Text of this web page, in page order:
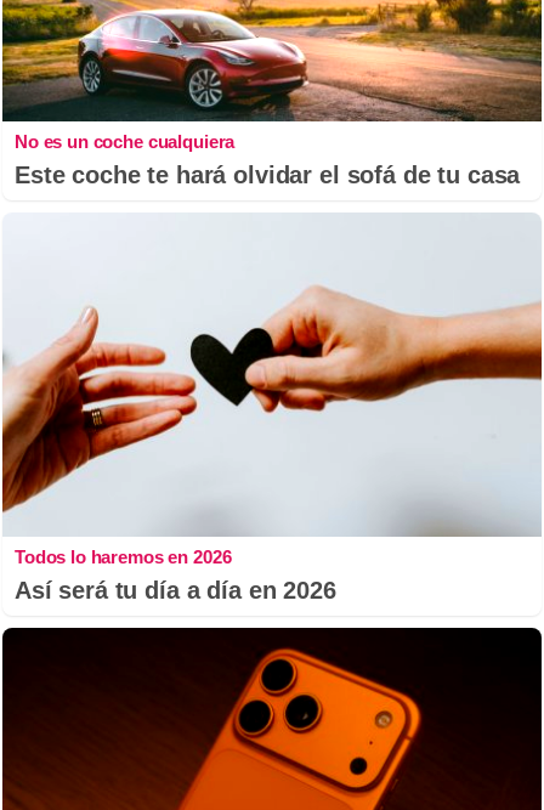
No es un coche cualquiera
Este coche te hará olvidar el sofá de tu casa
Todos lo haremos en 2026
Así será tu día a día en 2026